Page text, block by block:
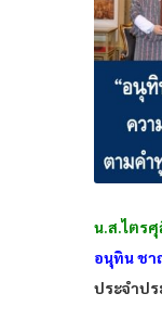
น.ส.ไตร
อนุทิน ชา
ประจำป